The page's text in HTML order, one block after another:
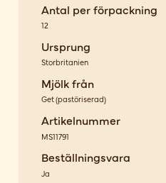
Antal per förpackning
12
Ursprung
Storbritanien
Mjölk från
Get(pastöriserad)
Artikelnummer
MS11791
Beställningsvara
Ja